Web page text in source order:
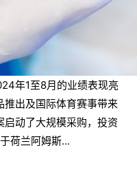
年1至8月的业绩表现亮
推出及国际体育赛事带来
动了大规模采购，投资
荷兰阿姆斯...